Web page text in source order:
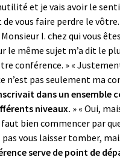
et je vais avoir le
vous faire perdre le
I. chez qui vous
le même sujet m’a dit le
conférence. » «
n’est pas seulement ma
dans un ensemble
niveaux. » « Oui,
bien commencer par
pas vous laisser tomber,
serve de point de